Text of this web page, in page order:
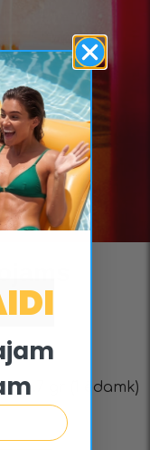
gr (1 ēdamk)